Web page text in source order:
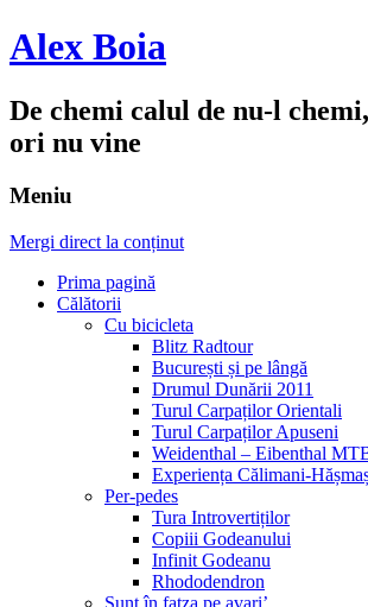
Alex Boia
De chemi calul de nu-l
ori nu vine
Meniu
Mergi direct la conținut
Prima pagină
Călătorii
Cu bicicleta
Blitz Radtour
București și pe lângă
Drumul Dunării 2011
Turul Carpaților Orientali
Turul Carpaților Apuseni
Weidenthal – Eibenthal
Experiența Călimani-
Per-pedes
Tura Introvertiților
Copiii Godeanului
Infinit Godeanu
Rhododendron
Sunt în fatza pe avari’